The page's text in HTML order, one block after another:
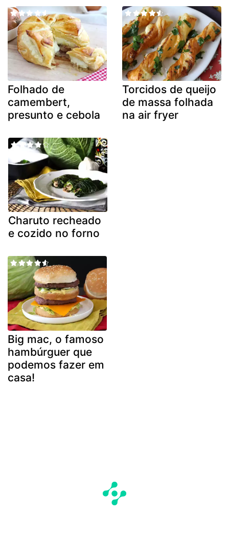
Folhado de
camembert,
presunto e cebola
Torcidos de queijo
de massa folhada
na air fryer
Charuto recheado
e cozido no forno
Big mac, o famoso
hambúrguer que
podemos fazer em
casa!